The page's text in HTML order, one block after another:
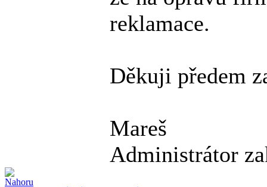
reklamace.
Děkuji předem
Mareš
Administrátor